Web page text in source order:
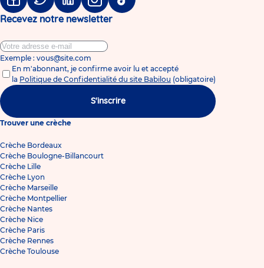
Facebook
TwitterLinkedinInstagram
Tiktok
Recevez notre newsletter
Exemple : vous@site.com
En m'abonnant, je confirme avoir lu et accepté
la Politique de Confidentialité du site Babilou (obligatoire)
S'inscrire
Trouver une crèche
Crèche Bordeaux
Crèche Boulogne-Billancourt
Crèche Lille
Crèche Lyon
Crèche Marseille
Crèche Montpellier
Crèche Nantes
Crèche Nice
Crèche Paris
Crèche Rennes
Crèche Toulouse